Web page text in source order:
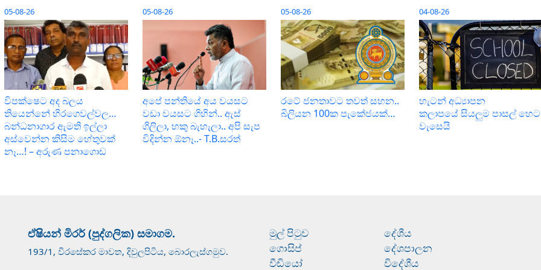
05-08-26
විපක්ෂෙට අද බලය
තියෙන්නේ හිරගෙවල්වල…
බන්ධනාගාර ඇමති ඉල්ලා
අස්වෙන්න කිසිම හේතුවක්
නෑ…! – අරුණ පනාගොඩ
05-08-26
අපේ පන්තියේ අය වයසට
වඩා වයසට ගිහින්.. ඇස්
ගිලිලා, හකු බැහැලා.. අපි සැප
විදින්න ඕනෑ..- T.B.සරත්
05-08-26
රටේ ජනතාවට තවත් සහන..
බිලියන 100ක පැකේජයක්…
04-08-26
හැටන් අධ්‍යාපන
කලාපයේ සියලුම පාසල් හෙට
වැසෙයි
ඒෂියන් මිරර් (පුද්ගලික) සමාගම.
193/1, වීරසේකර මාවත, දිවුලපිටිය, බොරලැස්ගමුව.
මුල් පිටුව
ගොසිප්
වීඩියෝ
දේශීය
දේශපාලන
විදේශීය